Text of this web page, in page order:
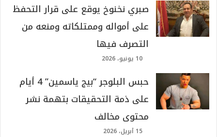
صبري نخنوخ يوقع على قرار التحفظ
على أمواله وممتلكاته ومنعه من
التصرف فيها
10 يونيو، 2026
حبس البلوجر “بيج ياسمين” 4 أيام
على ذمة التحقيقات بتهمة نشر
محتوى مخالف
15 أبريل، 2026